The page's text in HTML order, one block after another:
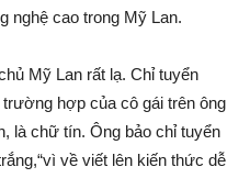
nghệ cao trong Mỹ Lan.
Mỹ Lan rất lạ. Chỉ tuyển
hợp của cô gái trên ông
là chữ tín. Ông bảo chỉ tuyển
về viết lên kiến thức dễ